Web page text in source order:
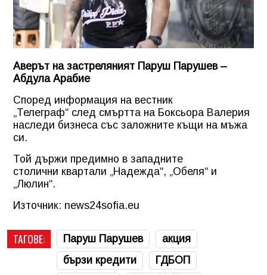
Аверът на застреляният Паруш Парушев –
Абдула Арабие
Според информация на вестник
„Телеграф“ след смъртта на Боксьора Валерия
наследи бизнеса със заложните къщи на мъжа
си.
Той държи предимно в западните
столични квартали „Надежда“, „Обеля“ и
„Люлин“.
Източник: news24sofia.eu
ТАГОВЕ: Паруш Парушев
акция
бързи кредити
ГДБОП